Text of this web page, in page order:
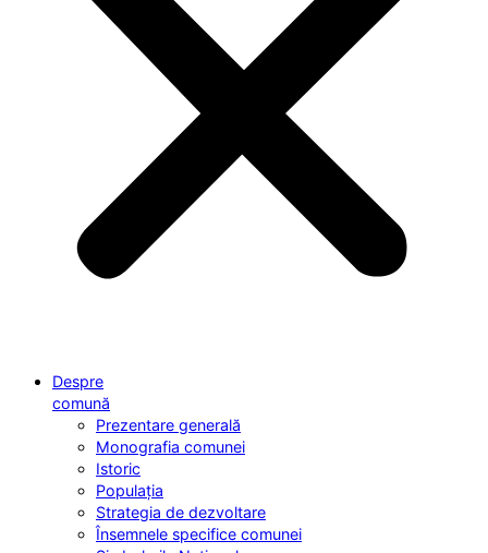
Despre
comună
Prezentare generală
Monografia comunei
Istoric
Populația
Strategia de dezvoltare
Însemnele specifice comunei